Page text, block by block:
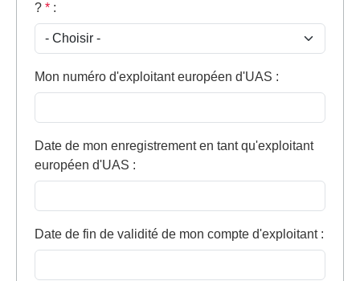
? * :
Mon numéro d'exploitant européen d'UAS :
Date de mon enregistrement en tant qu'exploitant
européen d'UAS :
Date de fin de validité de mon compte d'exploitant: